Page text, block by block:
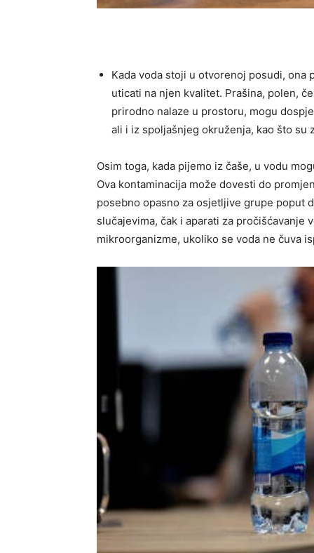
Kada voda stoji u otvorenoj posudi,
uticati na njen kvalitet. Prašina, polen,
prirodno nalaze u prostoru, mogu
ali i iz spoljašnjeg okruženja, kao što su
Osim toga, kada pijemo iz čaše, u vodu
Ova kontaminacija može dovesti do
posebno opasno za osjetljive grupe poput
slučajevima, čak i aparati za pročišćavanje
mikroorganizme, ukoliko se voda ne čuva